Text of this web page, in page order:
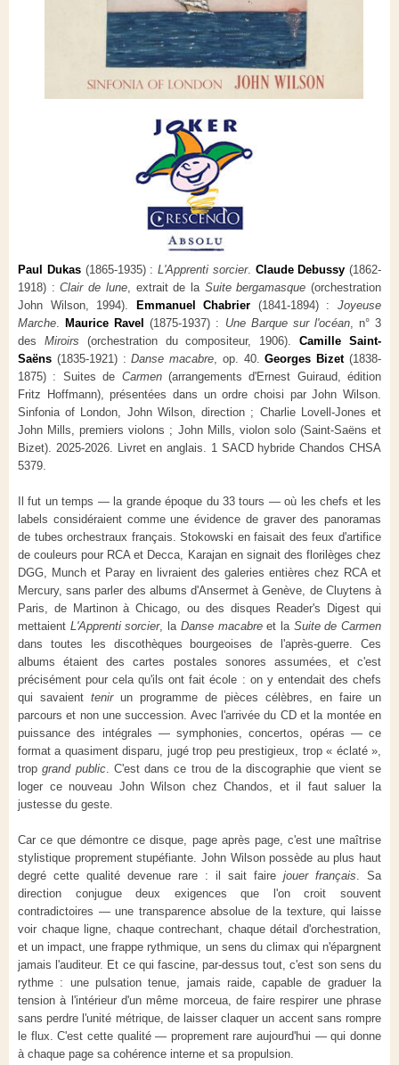
Paul Dukas(1865-1935) : L'Apprenti sorcier. Claude Debussy (1862-
1918) :Clair de lune, extrait de la Suite bergamasque (orchestration
John Wilson, 1994). Emmanuel Chabrier (1841-1894) :Joyeuse
Marche .Maurice Ravel (1875-1937) : Une Barque sur l'océan, n° 3
des Miroirs (orchestration du compositeur, 1906).Camille Saint-
Saëns (1835-1921) :Danse macabre , op. 40.Georges Bizet(1838-
1875) : Suites de Carmen(arrangements d'Ernest Guiraud, édition
Fritz Hoffmann), présentées dans un ordre choisi par John Wilson.
Sinfonia of London, John Wilson, direction ; Charlie Lovell-Jones et
John Mills, premiers violons ; John Mills, violon solo (Saint-Saëns et
Bizet). 2025-2026. Livret en anglais. 1 SACD hybride Chandos CHSA
5379.
Il fut un temps — la grande époque du 33 tours — où les chefs et les
labels considéraient comme une évidence de graver des panoramas
de tubes orchestraux français. Stokowski en faisait des feux d'artifice
de couleurs pour RCA et Decca, Karajan en signait des florilèges chez
DGG, Munch et Paray en livraient des galeries entières chez RCA et
Mercury, sans parler des albums d'Ansermet à Genève, de Cluytens à
Paris, de Martinon à Chicago, ou des disques Reader's Digest qui
mettaient L'Apprenti sorcier, la Danse macabreet la Suite de Carmen
dans toutes les discothèques bourgeoises de l'après-guerre. Ces
albums étaient des cartes postales sonores assumées, et c'est
précisément pour cela qu'ils ont fait école : on y entendait des chefs
qui savaient tenirun programme de pièces célèbres, en faire un
parcours et non une succession. Avec l'arrivée du CD et la montée en
puissance des intégrales — symphonies, concertos, opéras — ce
format a quasiment disparu, jugé trop peu prestigieux, trop « éclaté »,
tropgrand public. C'est dans ce trou de la discographie que vient se
loger ce nouveau John Wilson chez Chandos, et il faut saluer la
justesse du geste.
Car ce que démontre ce disque, page après page, c'est une maîtrise
stylistique proprement stupéfiante. John Wilson possède au plus haut
degré cette qualité devenue rare : il sait faire jouer français . Sa
direction conjugue deux exigences que l'on croit souvent
contradictoires — une transparence absolue de la texture, qui laisse
voir chaque ligne, chaque contrechant, chaque détail d'orchestration,
et un impact, une frappe rythmique, un sens du climax qui n'épargnent
jamais l'auditeur. Et ce qui fascine, par-dessus tout, c'est son sens du
rythme : une pulsation tenue, jamais raide, capable de graduer la
tension à l'intérieur d'un même morceua, de faire respirer une phrase
sans perdre l'unité métrique, de laisser claquer un accent sans rompre
le flux. C'est cette qualité — proprement rare aujourd'hui — qui donne
à chaque page sa cohérence interne et sa propulsion.